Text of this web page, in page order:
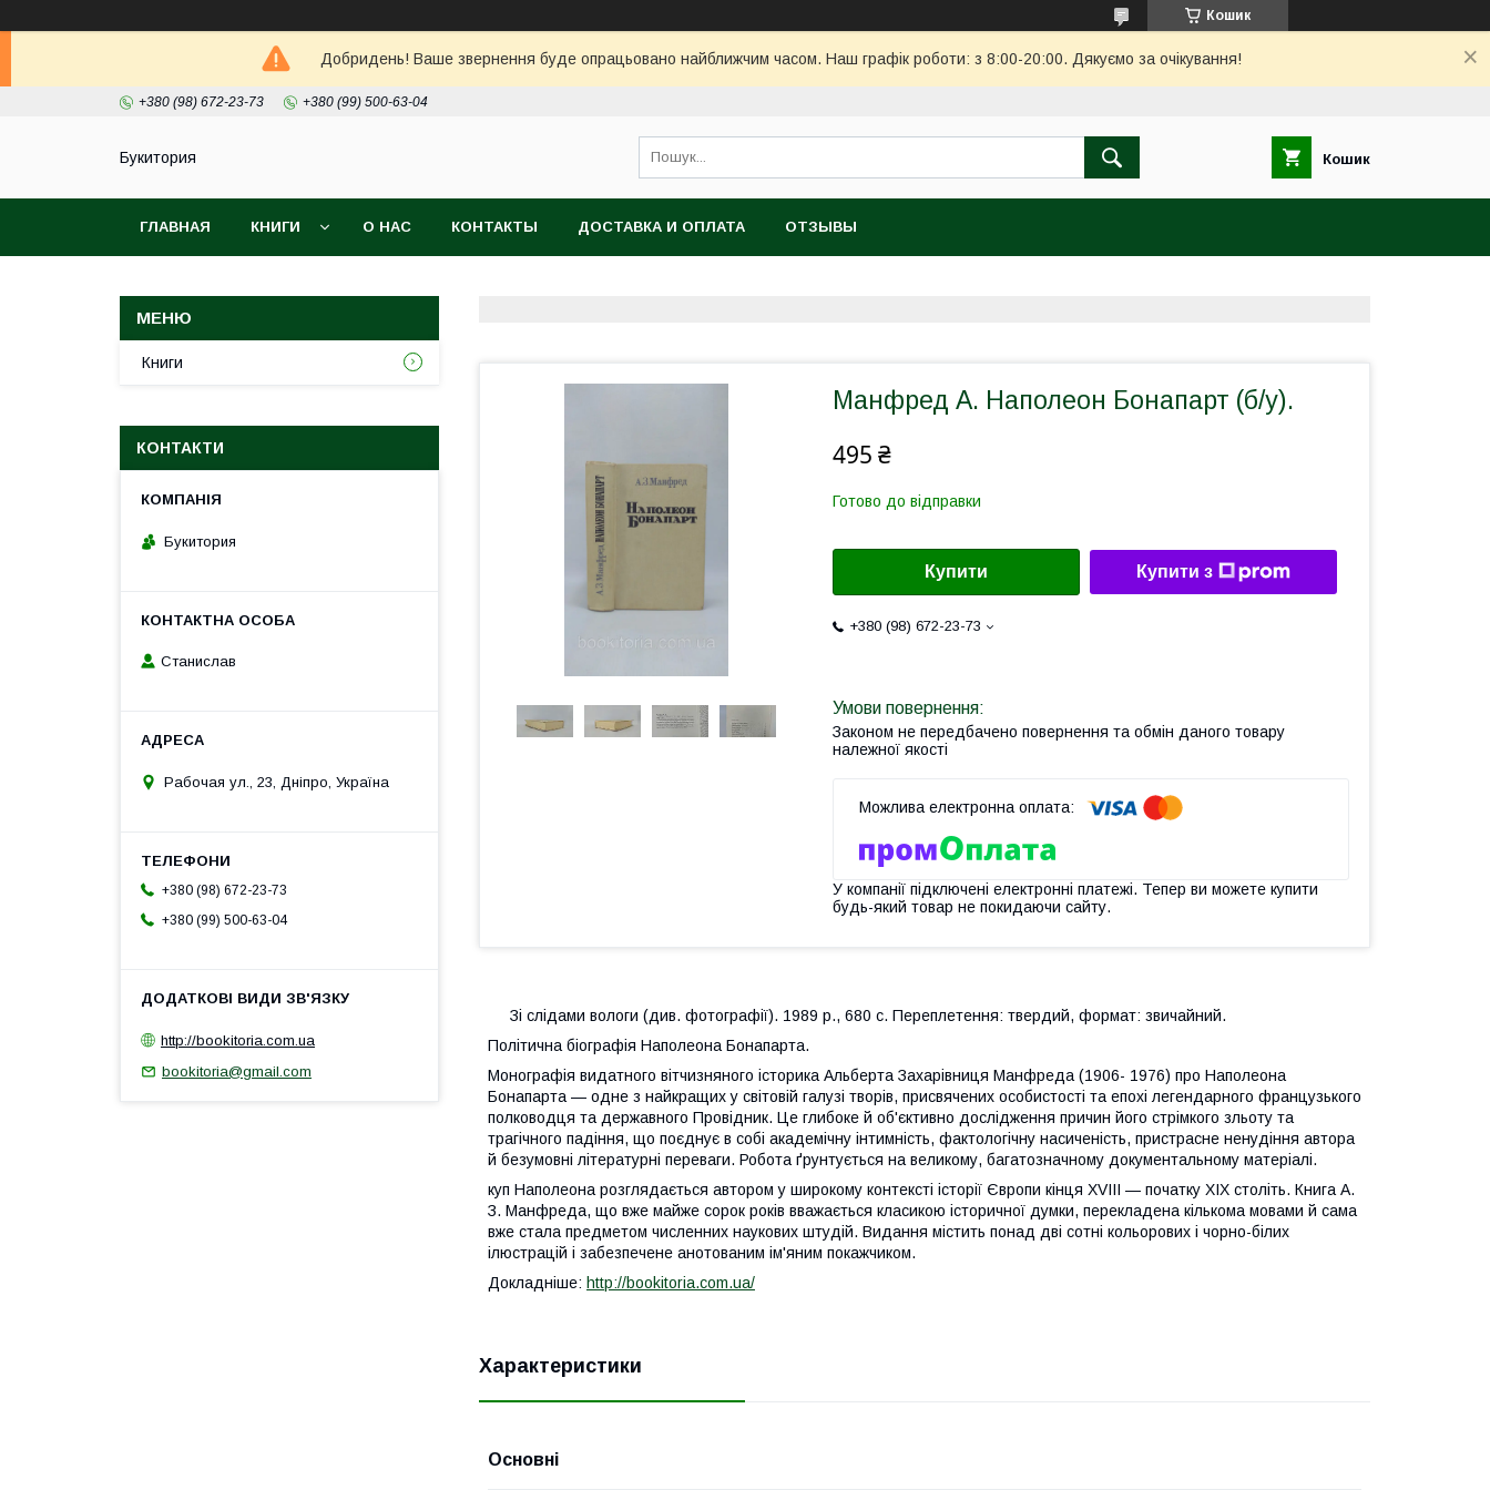
Кошик
Добридень! Ваше звернення буде опрацьовано найближчим часом. Наш графік роботи: з 8:00-20:00. Дякуємо за очікування!
+380 (98) 672-23-73 +380 (99) 500-63-04
Букитория Кошик
ГЛАВНАЯ КНИГИ О НАС КОНТАКТЫ ДОСТАВКА И ОПЛАТА ОТЗЫВЫ
Манфред А. Наполеон Бонапарт (б/у).
495 ₴
Готово до відправки
Купити Купити з
+380 (98) 672-23-73
Законом не передбачено повернення та обмін даного товару
належної якості
У компанії підключені електронні платежі. Тепер ви можете купити
будь-який товар не покидаючи сайту.
Зі слідами вологи (див. фотографії). 1989 р., 680 с. Переплетення: твердий, формат: звичайний.
Політична біографія Наполеона Бонапарта.
Монографія видатного вітчизняного історика Альберта Захарівниця Манфреда (1906- 1976) про Наполеона
Бонапарта — одне з найкращих у світовій галузі творів, присвячених особистості та епохі легендарного французького
полководця та державного Провідник. Це глибоке й об'єктивно дослідження причин його стрімкого зльоту та
трагічного падіння, що поєднує в собі академічну інтимність, фактологічну насиченість, пристрасне ненудіння автора
й безумовні літературні переваги. Робота ґрунтується на великому, багатозначному документальному матеріалі.
куп Наполеона розглядається автором у широкому контексті історії Європи кінця XVIII — початку XIX століть. Книга А.
З. Манфреда, що вже майже сорок років вважається класикою історичної думки, перекладена кількома мовами й сама
вже стала предметом численних наукових штудій. Видання містить понад дві сотні кольорових і чорно-білих
ілюстрацій і забезпечене анотованим ім'яним покажчиком.
Докладніше: http://bookitoria.com.ua/
Характеристики
Основні
Книги
КОНТАКТИ
Букитория
Станислав
Рабочая ул., 23, Дніпро, Україна
+380 (98) 672-23-73
+380 (99) 500-63-04
http://bookitoria.com.ua
bookitoria@gmail.com